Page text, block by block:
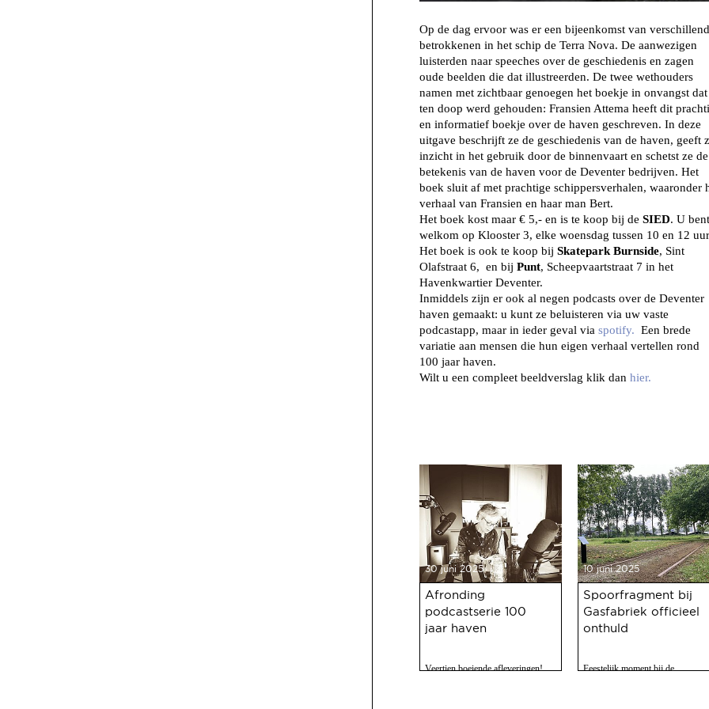
Op de dag ervoor was er een bijeenkomst van
betrokkenen in het schip de Terra Nova. De aanwezigen
luisterden naar speeches over de geschiedenis en zagen
oude beelden die dat illustreerden. De twee wethouders
namen met zichtbaar genoegen het boekje in onvangst dat
ten doop werd gehouden: Fransien Attema heeft dit
en informatief boekje over de haven geschreven. In deze
uitgave beschrijft ze de geschiedenis van de haven, geeft
inzicht in het gebruik door de binnenvaart en schetst ze de
betekenis van de haven voor de Deventer bedrijven. Het
boek sluit af met prachtige schippersverhalen, waaronder
verhaal van Fransien en haar man Bert.
Het boek kost maar € 5,- en is te koop bij de SIED. U bent
welkom op Klooster 3, elke woensdag tussen 10 en 12
Het boek is ook te koop bij Skatepark Burnside, Sint
Olafstraat 6, en bij Punt, Scheepvaartstraat 7 in het
Havenkwartier Deventer.
Inmiddels zijn er ook al negen podcasts over de Deventer
haven gemaakt: u kunt ze beluisteren via uw vaste
podcastapp, maar in ieder geval via spotify. Een brede
variatie aan mensen die hun eigen verhaal vertellen rond
100 jaar haven.
Wilt u een compleet beeldverslag klik dan hier.
30 juni 2025
Afronding
podcastserie 100
jaar haven
Veertien boeiende afleveringen!
10 juni 2025
Spoorfragment bij
Gasfabriek officieel
onthuld
Feestelijk moment bij de